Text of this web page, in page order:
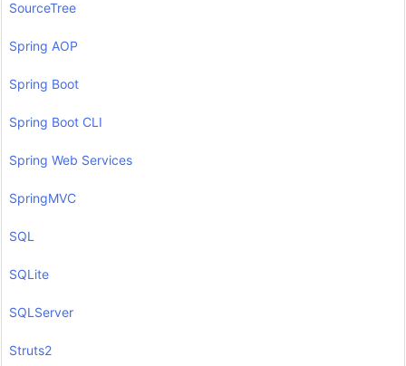
SourceTree
Spring AOP
Spring Boot
Spring Boot CLI
Spring Web Services
SpringMVC
SQL
SQLite
SQLServer
Struts2